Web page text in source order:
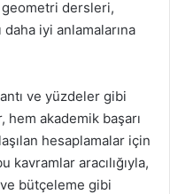
geometri dersleri,
iyi anlamalarına
ve yüzdeler gibi
hem akademik başarı
hesaplamalar için
aracılığıyla,
bütçeleme gibi